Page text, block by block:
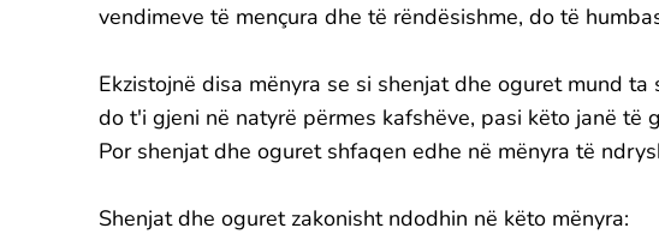
vendimeve të mençura dhe të rëndësishme, do të
Ekzistojnë disa mënyra se si shenjat dhe oguret mund
do t'i gjeni në natyrë përmes kafshëve, pasi këto janë
Por shenjat dhe oguret shfaqen edhe në mënyra të
Shenjat dhe oguret zakonisht ndodhin në këto mënyra: